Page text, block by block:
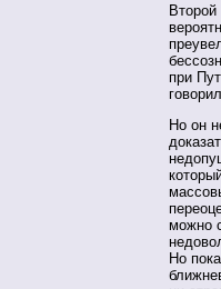
при
Но он
можно
Но